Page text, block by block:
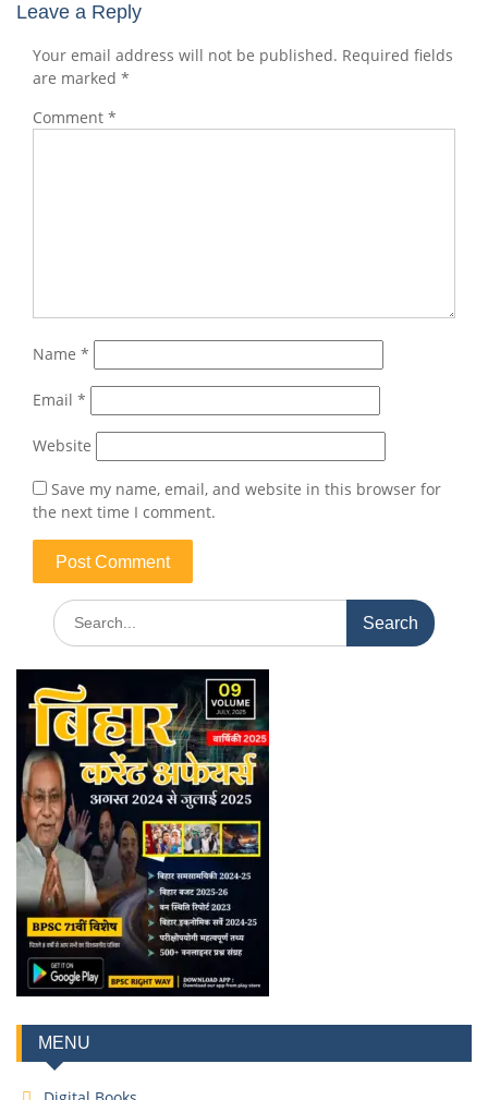
Leave a Reply
Your email address will not be published. Required fields
are marked *
Comment *
Name *
Email *
Website
Save my name, email, and website in this browser for
the next time I comment.
MENU